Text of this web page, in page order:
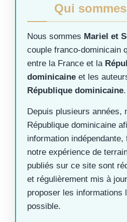
Qui
Nous sommes Mariel et
couple franco-dominicain
entre la France et la
dominicaine et les
République dominicaine.
Depuis plusieurs années,
République dominicaine
information
notre expérience de
publiés sur ce site sont
et régulièrement mis à
proposer les informations
possible.